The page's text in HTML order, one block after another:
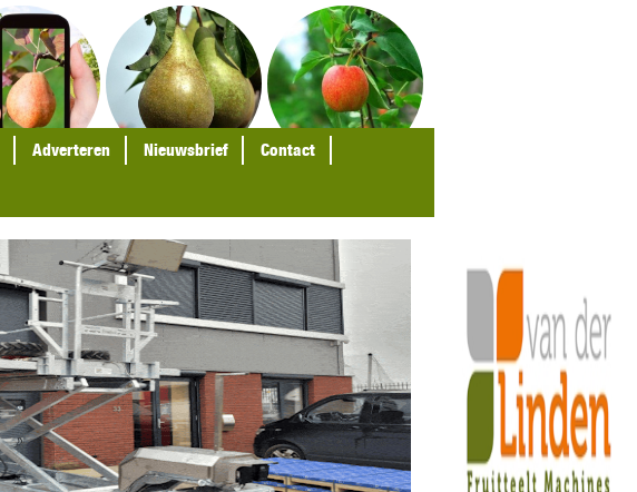
Adverteren Nieuwsbrief Contact